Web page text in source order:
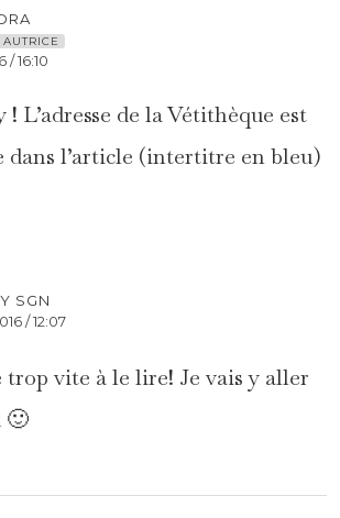
/ 16:10
L’adresse de la Vétithèque est
dans l’article (intertitre en bleu)
SGN
/ 12:07
trop vite à le lire! Je vais y aller
🙂